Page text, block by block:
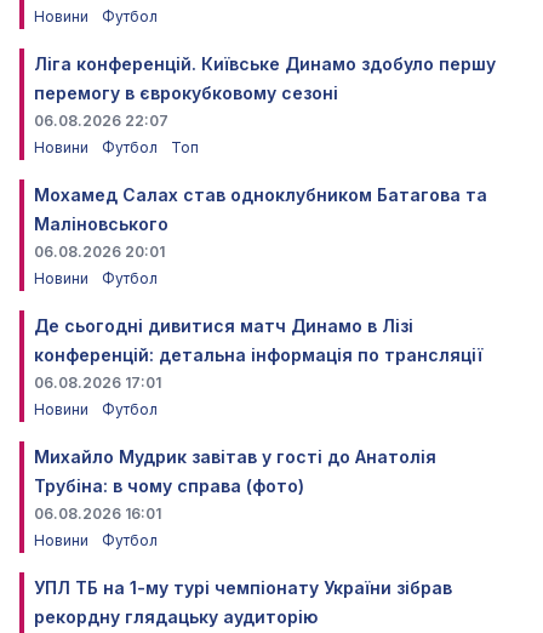
Новини
Футбол
Ліга конференцій. Київське Динамо здобуло першу
перемогу в єврокубковому сезоні
06.08.2026 22:07
Новини
Футбол Топ
Мохамед Салах став одноклубником Батагова та
Маліновського
06.08.2026 20:01
Новини
Футбол
Де сьогодні дивитися матч Динамо в Лізі
конференцій: детальна інформація по трансляції
06.08.2026 17:01
Новини
Футбол
Михайло Мудрик завітав у гості до Анатолія
Трубіна: в чому справа (фото)
06.08.2026 16:01
Новини
Футбол
УПЛ ТБ на 1-му турі чемпіонату України зібрав
рекордну глядацьку аудиторію